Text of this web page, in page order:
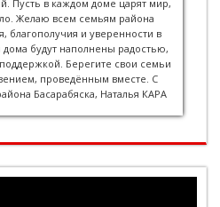
Пусть в каждом доме царят мир,
Желаю всем семьям района
благополучия и уверенности в
будут наполнены радостью,
Берегите свои семьи
проведённым вместе. С
Басарабяска, Наталья КАРА